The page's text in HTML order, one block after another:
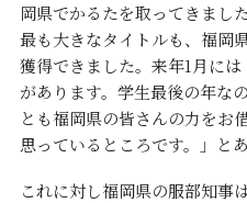
岡県でかるたを取ってきまし
最も大きなタイトルも、福岡
獲得できました。来年1月に
があります。学生最後の年な
とも福岡県の皆さんの力をお
思っているところです。」と
これに対し福岡県の服部知事